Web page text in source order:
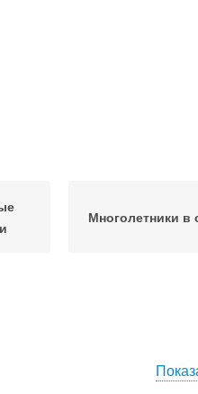
Многолетники в